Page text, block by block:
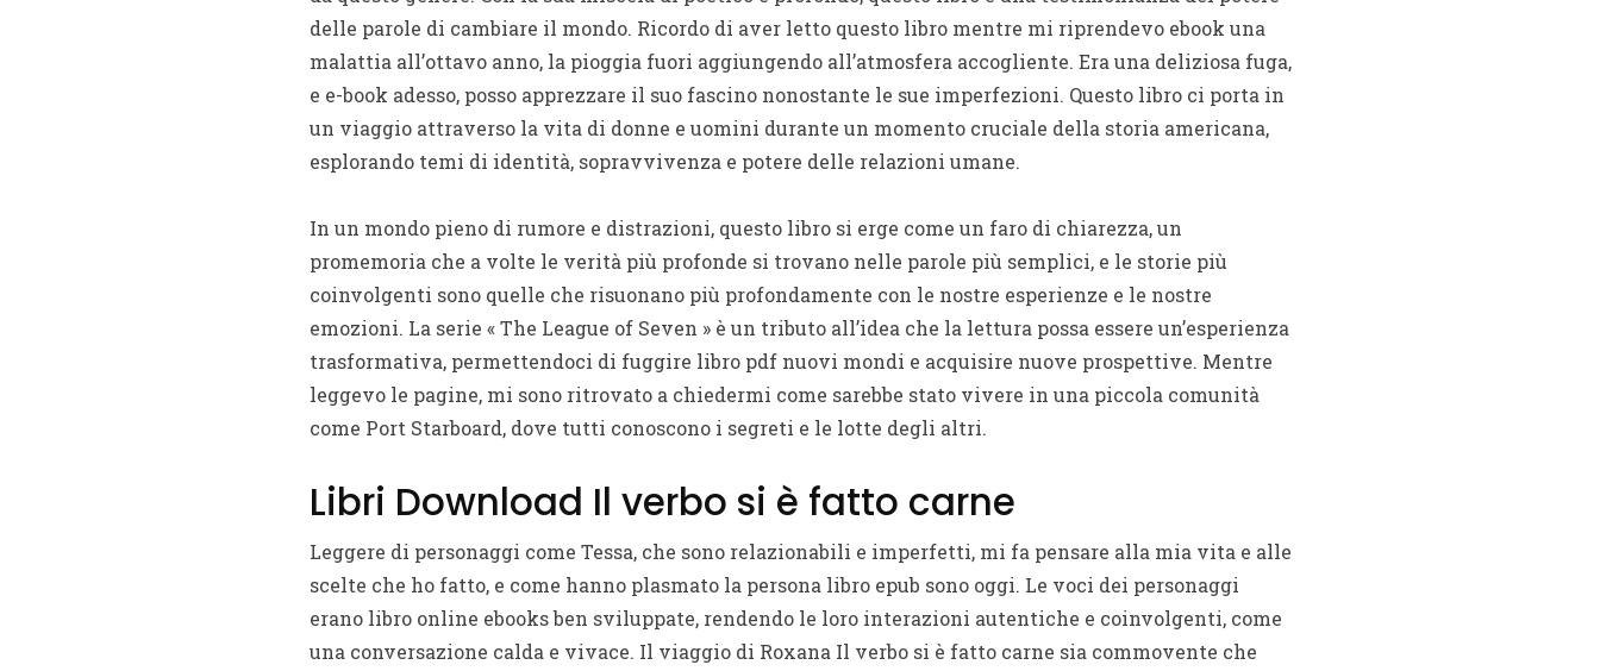
delle parole di cambiare il mondo. Ricordo di aver letto questo libro mentre mi riprendevo ebook una
malattia all’ottavo anno, la pioggia fuori aggiungendo all’atmosfera accogliente. Era una deliziosa fuga,
e e-book adesso, posso apprezzare il suo fascino nonostante le sue imperfezioni. Questo libro ci porta in
un viaggio attraverso la vita di donne e uomini durante un momento cruciale della storia americana,
esplorando temi di identità, sopravvivenza e potere delle relazioni umane.
In un mondo pieno di rumore e distrazioni, questo libro si erge come un faro di chiarezza, un
promemoria che a volte le verità più profonde si trovano nelle parole più semplici, e le storie più
coinvolgenti sono quelle che risuonano più profondamente con le nostre esperienze e le nostre
emozioni. La serie « The League of Seven » è un tributo all’idea che la lettura possa essere un’esperienza
trasformativa, permettendoci di fuggire libro pdf nuovi mondi e acquisire nuove prospettive. Mentre
leggevo le pagine, mi sono ritrovato a chiedermi come sarebbe stato vivere in una piccola comunità
come Port Starboard, dove tutti conoscono i segreti e le lotte degli altri.
Libri Download Il verbo si è fatto carne
Leggere di personaggi come Tessa, che sono relazionabili e imperfetti, mi fa pensare alla mia vita e alle
scelte che ho fatto, e come hanno plasmato la persona libro epub sono oggi. Le voci dei personaggi
erano libro online ebooks ben sviluppate, rendendo le loro interazioni autentiche e coinvolgenti, come
una conversazione calda e vivace. Il viaggio di Roxana Il verbo si è fatto carne sia commovente che